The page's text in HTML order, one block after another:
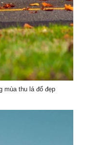
mùa thu lá đổ đẹp